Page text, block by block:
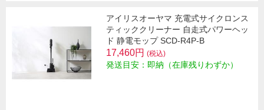
アイリスオーヤマ 充電式サイクロンス
ティッククリーナー 自走式パワーヘッ
ド 静電モップ SCD-R4P-B
17,460円 (税込)
発送目安：即納（在庫残りわずか）